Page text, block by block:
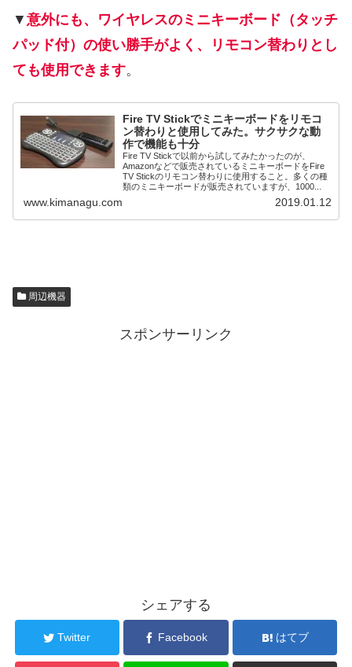
▼ 意外にも、ワイヤレスのミニキーボード（タッチ
パッド付）の使い勝手がよく、リモコン替わりとし
ても使用できます。
Fire TV Stickでミニキーボードをリモコ
ン替わりと使用してみた。サクサクな動
作で機能も十分
Fire TV Stickで以前から試してみたかったのが、
Amazonなどで販売されているミニキーボードをFire
TV Stickのリモコン替わりに使用すること。多くの種
類のミニキーボードが販売されていますが、1000...
www.kimanagu.com 2019.01.12
周辺機器
スポンサーリンク
シェアする
Twitter Facebook はてブ